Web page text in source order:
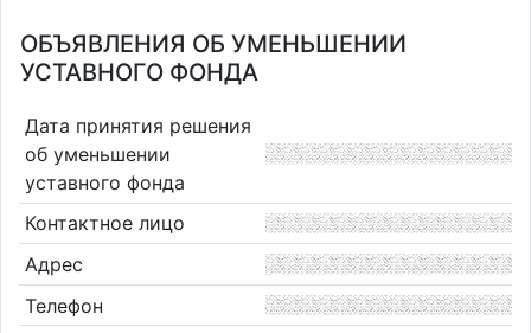
ОБЪЯВЛЕНИЯ ОБ УМЕНЬШЕНИИ
УСТАВНОГО ФОНДА
Дата принятия решения
об уменьшении
уставного фонда
Контактное лицо
Адрес
Телефон